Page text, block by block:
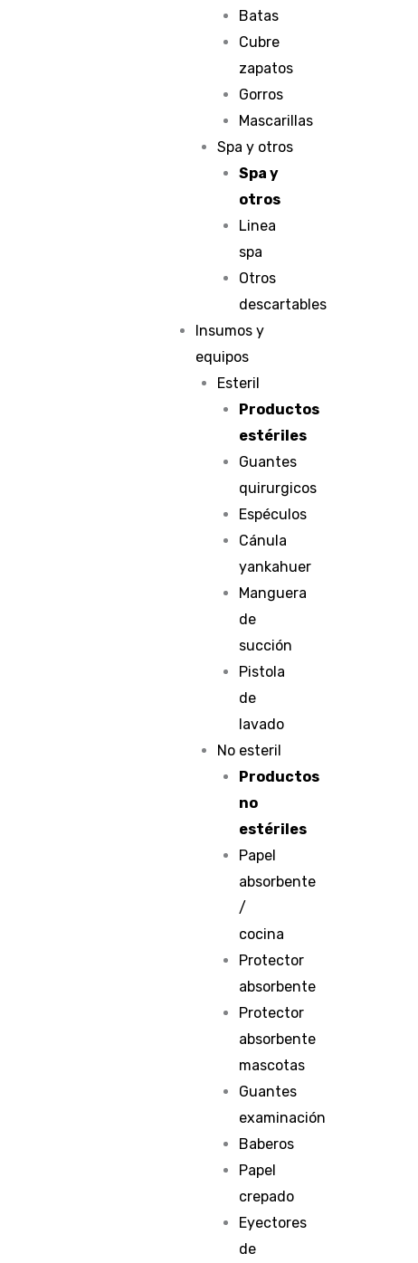
Batas
Cubre
zapatos
Gorros
Mascarillas
Spa y otros
Spa y
otros
Linea
spa
Otros
descartables
Insumos y
equipos
Esteril
Productos
estériles
Guantes
quirurgicos
Espéculos
Cánula
yankahuer
Manguera
de
succión
Pistola
de
lavado
No esteril
Productos
no
estériles
Papel
absorbente
/
cocina
Protector
absorbente
Protector
absorbente
mascotas
Guantes
examinación
Baberos
Papel
crepado
Eyectores
de